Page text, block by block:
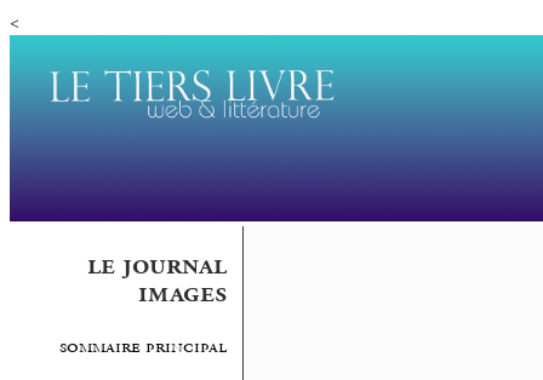
<
le journal
images
sommaire principal